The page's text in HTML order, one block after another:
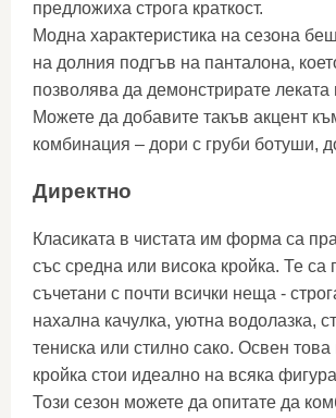
предложиха строга краткост.
Модна характеристика на сезона
на долния подгъв на панталона,
позволява да демонстрирате леката
Можете да добавите такъв акцент
комбинация – дори с груби ботуши,
Директно
Класиката в чистата им форма са
със средна или висока кройка. Те са
съчетани с почти всички неща -
нахална качулка, уютна водолазка,
тениска или стилно сако. Освен това
кройка стои идеално на всяка
Този сезон можете да опитате да